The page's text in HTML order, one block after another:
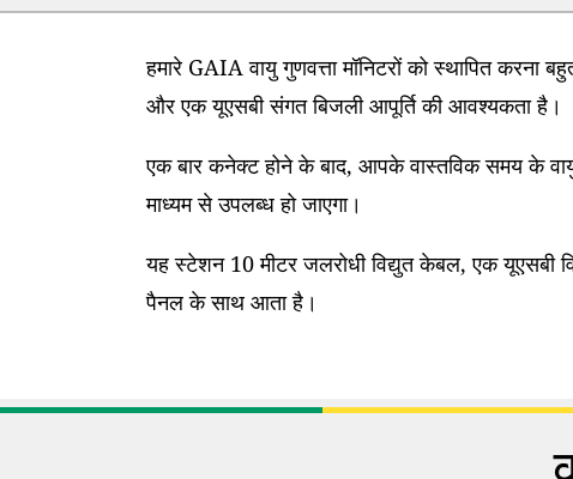
हमारे GAIA वायु गुणवत्ता मॉनिटरों को स्थापित
और एक यूएसबी संगत बिजली आपूर्ति की आवश्यकता है।
एक बार कनेक्ट होने के बाद, आपके वास्तविक समय के
माध्यम से उपलब्ध हो जाएगा।
यह स्टेशन 10 मीटर जलरोधी विद्युत केबल, एक यूएसबी
पैनल के साथ आता है।